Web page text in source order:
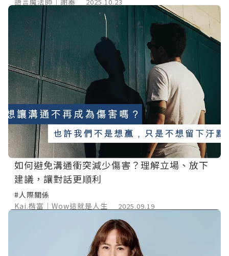
如何避免溝通衝突減少傷害？理解立場、放下
建議，讓對話更順利
#人際關係
Kai.楷富｜Wow這就是人生
2025.09.19